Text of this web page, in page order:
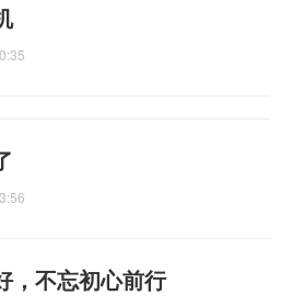
，不忘初心前行